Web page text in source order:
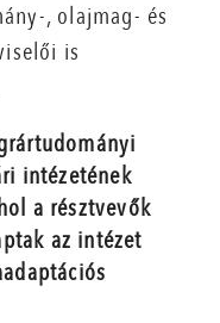
, olajmag- és
is
intézetének
a résztvevők
az intézet